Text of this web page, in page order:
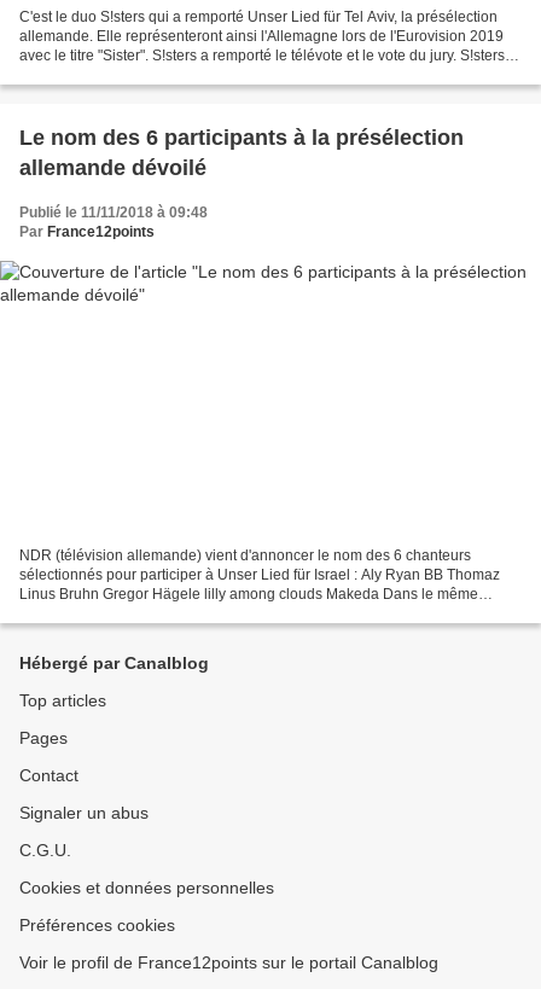
C'est le duo S!sters qui a remporté Unser Lied für Tel Aviv, la présélection
allemande. Elle représenteront ainsi l'Allemagne lors de l'Eurovision 2019
avec le titre "Sister". S!sters a remporté le télévote et le vote du jury. S!sters -
Le nom des 6 participants à la présélection
allemande dévoilé
Publié le 11/11/2018 à 09:48
Par France12points
NDR (télévision allemande) vient d'annoncer le nom des 6 chanteurs
sélectionnés pour participer à Unser Lied für Israel : Aly Ryan BB Thomaz
Linus Bruhn Gregor Hägele lilly among clouds Makeda Dans le même
Hébergé par Canalblog
Top articles
Pages
Contact
Signaler un abus
C.G.U.
Cookies et données personnelles
Préférences cookies
Voir le profil de France12points sur le portail Canalblog